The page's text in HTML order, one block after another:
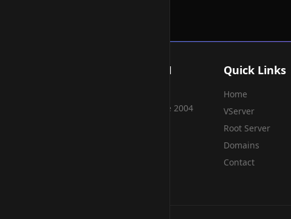
Smart Weblications GmbH
Professional hosting services since 2004
Quick Links
Home
VServer
Root Server
Domains
Contact